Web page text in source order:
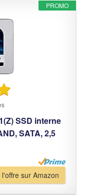
PROMO
SSD interne
SATA, 2,5
l'offre sur Amazon